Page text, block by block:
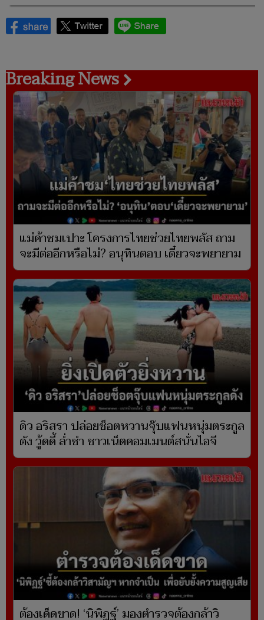
Breaking News
แม่ค้าชมเปาะ โครงการไทยช่วยไทยพลัส ถาม
จะมีต่ออีกหรือไม่? อนุทินตอบ เดี๋ยวจะพยายาม
ดิว อริสรา ปล่อยช็อตหวานจุ๊บแฟนหนุ่มตระกูล
ดัง วู้ดดี้ ล่ำซำ ชาวเน็ตคอมเมนต์สนั่นไอจี
ต้องเด็ดขาด! ‘นิพิฏฐ์’ มองตำรวจต้องกล้าวิ